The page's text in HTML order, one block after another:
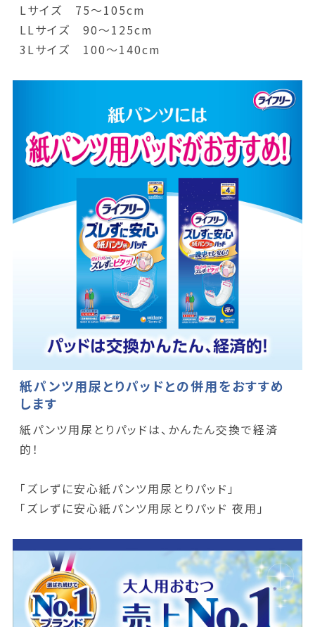
Lサイズ 75～105cm
LLサイズ 90～125cm
3Lサイズ 100～140cm
紙パンツ用尿とりパッドとの併用をおすすめ
します
紙パンツ用尿とりパッドは、かんたん交換で経済
的！
「ズレずに安心紙パンツ用尿とりパッド」
「ズレずに安心紙パンツ用尿とりパッド 夜用」